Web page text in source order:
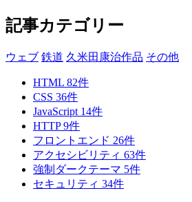
記事カテゴリー
ウェブ 鉄道 久米田康治作品 その他
HTML 82件
CSS 36件
JavaScript 14件
HTTP9件
フロントエンド 26件
アクセシビリティ 63件
強制ダークテーマ 5件
セキュリティ 34件